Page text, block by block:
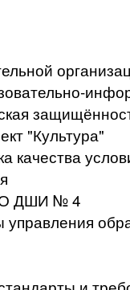
"Культура"
качества
ДШИ № 4
управления